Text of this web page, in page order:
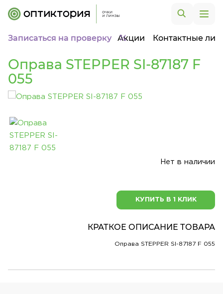
Записаться на проверку Акции Контактные
Оправа STEPPER SI-87187 F
055
Нет в наличии
КУПИТЬ В 1 КЛИК
КРАТКОЕ ОПИСАНИЕ ТОВАРА
Оправа STEPPER SI-87187 F 055